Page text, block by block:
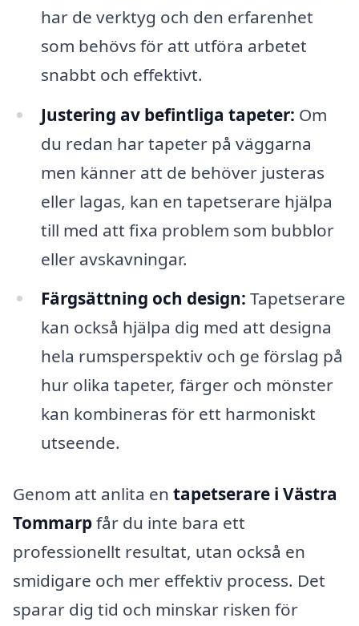
har de verktyg och den erfarenhet
som behövs för att utföra arbetet
snabbt och effektivt.
Justering av befintliga tapeter: Om
du redan har tapeter på väggarna
men känner att de behöver justeras
eller lagas, kan en tapetserare hjälpa
till med att fixa problem som bubblor
eller avskavningar.
Färgsättning och design: Tapetserare
kan också hjälpa dig med att designa
hela rumsperspektiv och ge förslag på
hur olika tapeter, färger och mönster
kan kombineras för ett harmoniskt
utseende.
Genom att anlita en tapetserare i Västra
Tommarpfår du inte bara ett
professionellt resultat, utan också en
smidigare och mer effektiv process. Det
sparar dig tid och minskar risken för